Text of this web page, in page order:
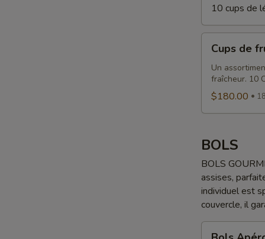
10 cups de
fruits
Cups de
Un
fraîcheur. 10
$180.00
BOLS
BOLS
assises,
individuel est
couvercle, il